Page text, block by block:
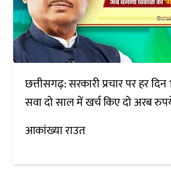
छत्तीसगढ़: सरकारी प्रचार पर हर दिन
सवा दो साल में खर्च किए दो अरब
आकांख्या राउत